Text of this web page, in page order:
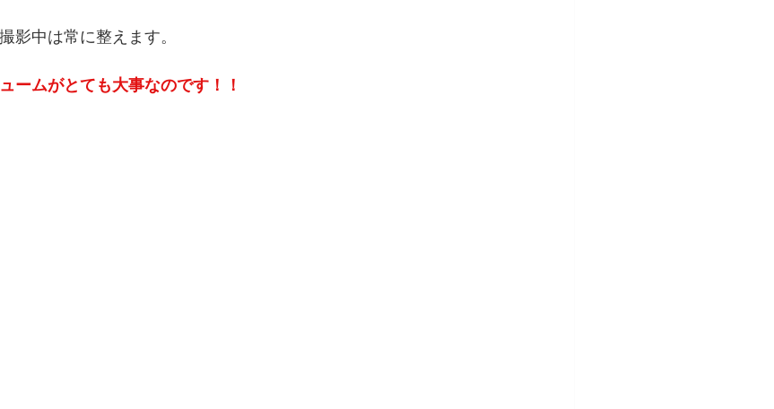
影中は常に整えます。
ームがとても大事なのです！！